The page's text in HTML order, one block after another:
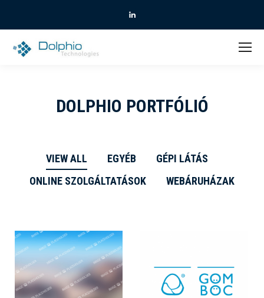
DOLPHIO PORTFÓLIÓ
VIEW ALL EGYÉB
GÉPI LÁTÁS
ONLINE SZOLGÁLTATÁSOK
WEBÁRUHÁZAK